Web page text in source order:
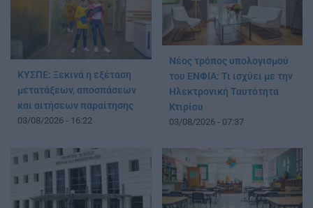
ΚΥΣΠΕ: Ξεκινά η εξέταση
μετατάξεων, αποσπάσεων
και αιτήσεων παραίτησης
03/08/2026 - 16:22
Νέος τρόπος υπολογισμού
του ΕΝΦΙΑ: Τι ισχύει με την
Ηλεκτρονική Ταυτότητα
Κτιρίου
03/08/2026 - 07:37